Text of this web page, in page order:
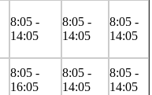
8:05 -
14:05
8:05 -
14:05
8:05 -
14:05
8:05 -
16:05
8:05 -
14:05
8:05 -
14:05